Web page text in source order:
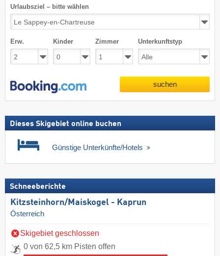
Urlaubsziel – bitte wählen
Erw. Kinder Zimmer Unterkunftstyp
suchen
Dieses Skigebiet online buchen
Günstige Unterkünfte/Hotels
Schneeberichte
Kitzsteinhorn/​Maiskogel - Kaprun
Österreich
Skigebiet geschlossen
0 von 62,5 km Pisten offen